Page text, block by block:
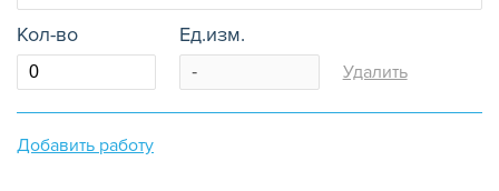
Кол-во Ед.изм.
Удалить
Добавить работу